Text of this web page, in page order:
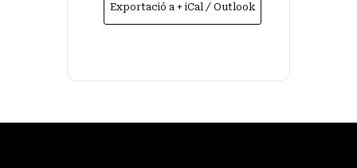
Exportació a + iCal / Outlook